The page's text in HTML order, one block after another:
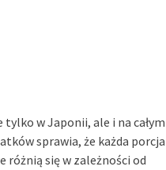
w Japonii, ale i na całym
sprawia, że każda porcja
różnią się w zależności od